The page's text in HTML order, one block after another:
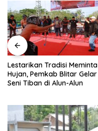
Lestarikan Tradisi Meminta
Hujan, Pemkab Blitar Gelar
Seni Tiban di Alun-Alun